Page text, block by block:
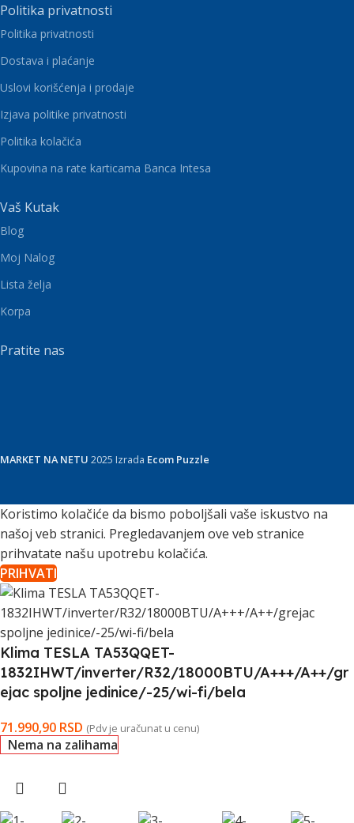
Politika privatnosti
Politika privatnosti
Dostava i plaćanje
Uslovi korišćenja i prodaje
Izjava politike privatnosti
Politika kolačića
Kupovina na rate karticama Banca Intesa
Vaš Kutak
Blog
Moj Nalog
Lista želja
Korpa
Pratite nas
MARKET NA NETU 2025 Izrada Ecom Puzzle
Koristimo kolačiće da bismo poboljšali vaše iskustvo na
našoj veb stranici. Pregledavanjem ove veb stranice
prihvatate našu upotrebu kolačića.
PRIHVATI
Klima TESLA TA53QQET-
1832IHWT/inverter/R32/18000BTU/A+++/A++/gr
ejac spoljne jedinice/-25/wi-fi/bela
71.990,90 RSD (Pdv je uračunat u cenu)
Nema na zalihama